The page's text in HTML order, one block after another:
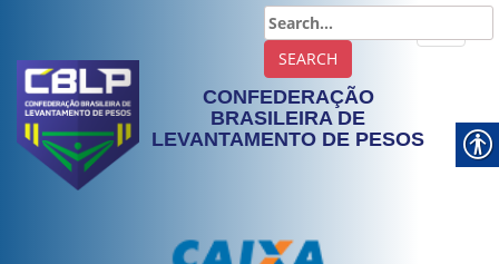
CONFEDERAÇÃO
BRASILEIRA DE
LEVANTAMENTO DE PESOS